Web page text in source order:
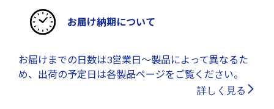
お届け納期について
お届けまでの日数は3営業日～製品によって異なるた
め、出荷の予定日は各製品ページをご覧ください。
詳しく見る